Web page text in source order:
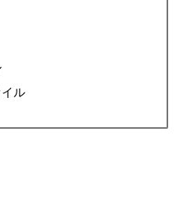
ル